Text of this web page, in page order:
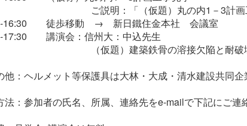
ご説明：「（仮題）丸の内1－3計画
16:30 徒歩移動 → 新日鐵住金本社 会議室
17:30 講演会：信州大：中込先生
（仮題）建築鉄骨の溶接欠陥と耐
他：ヘルメット等保護具は大林・大成・清水建設共同
法：参加者の氏名、所属、連絡先をe-mailで下記にご連